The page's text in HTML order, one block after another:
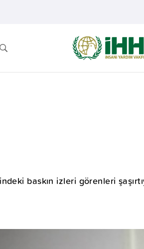
baskın izleri görenleri